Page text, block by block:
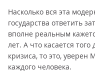
Насколько вся эта
государства ответить
вполне реальным
лет. А что касается
кризиса, то это, уверен
каждого человека.